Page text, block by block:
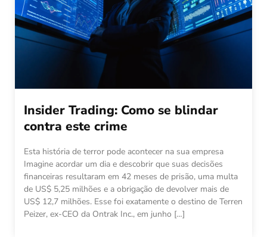
Insider Trading: Como se blindar
contra este crime
Esta história de terror pode acontecer na sua empresa
Imagine acordar um dia e descobrir que suas decisões
financeiras resultaram em 42 meses de prisão, uma multa
de US$ 5,25 milhões e a obrigação de devolver mais de
US$ 12,7 milhões. Esse foi exatamente o destino de Terren
Peizer, ex-CEO da Ontrak Inc., em junho […]